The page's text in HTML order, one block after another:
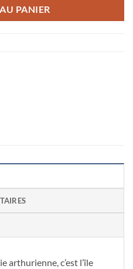
PANIER
arthurienne, c’est l’île